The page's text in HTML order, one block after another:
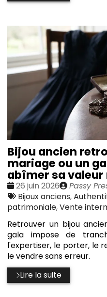
Bijou ancien
mariage ou un
abîmer sa
Date
:
26 juin 2026
Publié
par
Passy
Tags
:
Bijoux anciens,
patrimoniale,Vente
Retrouver un bijou
gala impose de
l'expertiser, le porter, le
le vendre sans erreur.
Lire la suite